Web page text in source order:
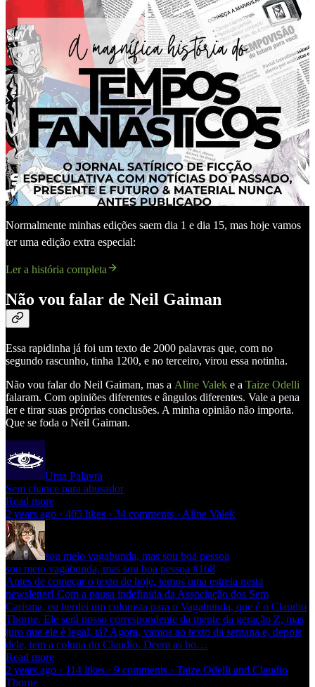
Normalmente minhas edições saem dia 1 e dia 15, mas hoje vamos
ter uma edição extra especial:
Ler a história completa
Não vou falar de Neil Gaiman
Essa rapidinha já foi um texto de 2000 palavras que, com no
segundo rascunho, tinha 1200, e no terceiro, virou essa notinha.
Não vou falar do Neil Gaiman, mas a Aline Valek e a Taize Odelli
falaram. Com opiniões diferentes e ângulos diferentes. Vale a pena
ler e tirar suas próprias conclusões. A minha opinião não importa.
Que se foda o Neil Gaiman.
Uma Palavra
Sem chance para abusador
Read more
2 years ago · 405 likes · 34 comments · Aline Valek
sou meio vagabunda, mas sou boa pessoa
sou meio vagabunda, mas sou boa pessoa #168
Antes de começar o texto de hoje, temos uma estreia nesta
newsletter! Com a pausa indefinida da Associação dos Sem
Carisma, eu herdei um colunista para o Vagabunda, que é o Claudio
Thorne. Ele será nosso correspondente da mente da geração Z, mas
juro que ele é legal, tá? Agora, vamos ao texto da semana e, depois
dele, tem a coluna do Claudio. Deem as bo…
Read more
2 years ago · 114 likes · 9 comments · Taize Odelli and Claudio
Thorne